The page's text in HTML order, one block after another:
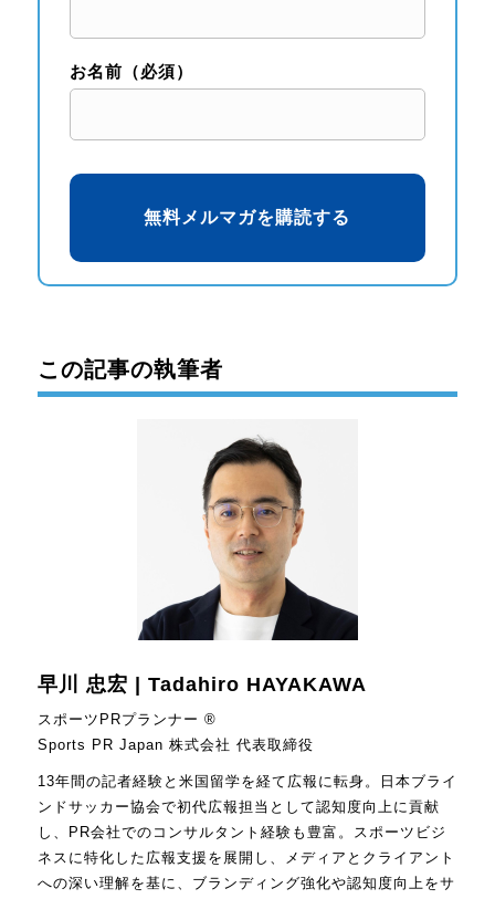
お名前（必須）
この記事の執筆者
早川 忠宏 | Tadahiro HAYAKAWA
スポーツPRプランナー ®
Sports PR Japan 株式会社 代表取締役
13年間の記者経験と米国留学を経て広報に転身。日本ブライ
ンドサッカー協会で初代広報担当として認知度向上に貢献
し、PR会社でのコンサルタント経験も豊富。スポーツビジ
ネスに特化した広報支援を展開し、メディアとクライアント
への深い理解を基に、ブランディング強化や認知度向上をサ